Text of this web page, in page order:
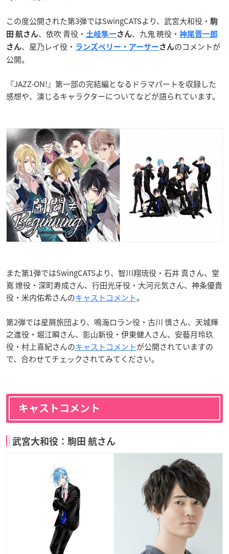
この度公開された第3弾ではSwingCATSより、武宮大和役・ 駒
田 航さん、依吹 青役・ 土岐隼一さん、九鬼 暁役・ 神尾晋一郎
さん、星乃レイ役・ ランズベリー・アーサー さんのコメントが
公開。
『JAZZ-ON!』第一部の完結編となるドラマパートを収録した
感想や、演じるキャラクターについてなどが語られています。
また第1弾ではSwingCATSより、智川翔琉役・石井 真さん、堂
嶌 燎役・深町寿成さん、行田光牙役・大河元気さん、神条優貴
役・米内佑希さんのキャストコメント。
第2弾では星屑旅団より、鳴海ロラン役・古川 慎さん、天城輝
之進役・堀江瞬さん、影山新役・伊東健人さん、安藝月玲玖
役・村上喜紀さんのキャストコメントが公開されていますの
で、合わせてチェックされてみてください。
キャストコメント
武宮大和役：駒田 航さん